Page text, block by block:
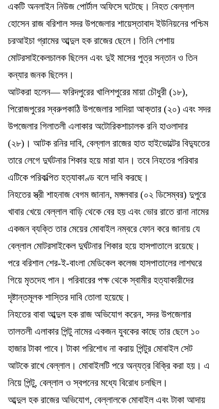
একটি অনলাইন নিউজ পোর্টাল অফিসে ঘটেছে। নিহত বেল্লাল
হোসেন রাজ বরিশাল সদর উপজেলার শায়েস্তাবাদ ইউনিয়নের পশ্চিম
চরআইচা গ্রামের আব্দুল হক রাজের ছেলে। তিনি পেশায়
মোটরসাইকেলচালক ছিলেন এবং দুই মাসের পুত্র সন্তান ও তিন
কন্যার জনক ছিলেন।
আটকরা হলেন— ফরিদপুরের খালিশপুরের মায়া চৌধুরী (১৮),
পিরোজপুরের স্বরুপকাঠি উপজেলার সাদিয়া আক্তার (২০) এবং সদর
উপজেলার গিলাতলী এলাকার অটোরিকশাচালক রনি হাওলাদার
(২৮)। আটক রনির দাবি, বেল্লাল রাজের হাত হাইভোল্টের বিদ্যুতের
তারে লেগে দুর্ঘটনার শিকার হয়ে মারা যান। তবে নিহতের পরিবার
এটিকে পরিকল্পিত হত্যাকাণ্ড বলে দাবি করছে।
নিহতের স্ত্রী শাহনাজ বেগম জানান, মঙ্গলবার (০২ ডিসেম্বর) দুপুরে
খাবার খেয়ে বেল্লাল বাড়ি থেকে বের হয় এবং ভোর রাতে রানা নামের
একজন ব্যক্তি তার মেয়ের মোবাইল নম্বরে ফোন করে জানায় যে
বেল্লাল মোটরসাইকেল দুর্ঘটনার শিকার হয়ে হাসপাতালে রয়েছে।
পরে বরিশাল শের-ই-বাংলা মেডিকেল কলেজ হাসপাতালের লাশঘরে
গিয়ে মৃতদেহ পান। পরিবারের পক্ষ থেকে স্বামীর হত্যাকারীদের
দৃষ্টান্তমূলক শাস্তির দাবি তোলা হয়েছে।
নিহতের বাবা আব্দুল হক রাজ অভিযোগ করেন, সদর উপজেলার
তালতলী এলাকার পিন্টু নামের একজন যুবকের কাছে তার ছেলে ১০
হাজার টাকা পাবে। টাকা পরিশোধ না করায় পিন্টুর মোবাইল সেট
আটকে রাখে বেল্লাল। মোবাইলটি পরে অন্যত্র বিক্রি করা হয়। এ
নিয়ে পিন্টু, বেল্লাল ও স্বপনের মধ্যে বিরোধ চলছিল।
আব্দুল হক রাজের অভিযোগ, বেল্লালকে মোবাইল এবং টাকা আদায়